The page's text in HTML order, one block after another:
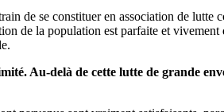
de se constituer en association de
de la population est parfaite et
Au-delà de cette lutte de grande